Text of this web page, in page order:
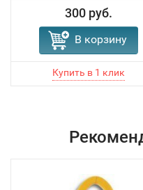
300 руб.
В корзину